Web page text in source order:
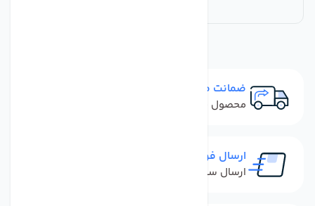
ضمانت مرجوعی
محصول نباید آسیب دیده باشد
ارسال فوری
ارسال سفارش در کمترین زمان ممکن